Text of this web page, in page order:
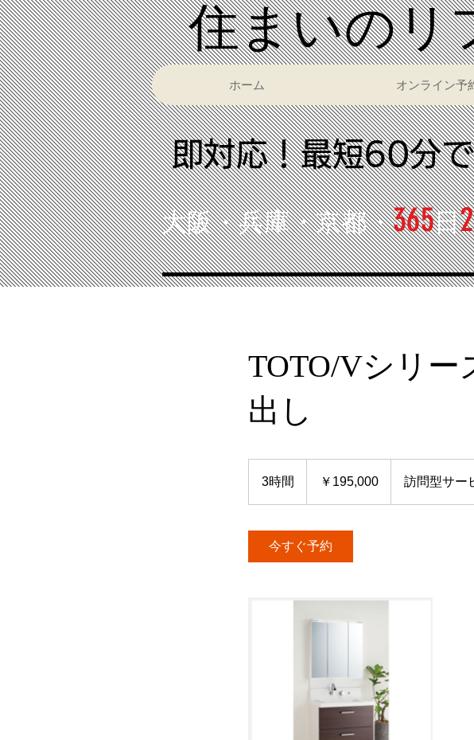
住まいのリ
ホーム オンライン予
即対応！最短60分
大阪・兵庫・京都・365日
TOTO/Vシリー
出し
3時間 ￥195,000 訪問型サー
今すぐ予約